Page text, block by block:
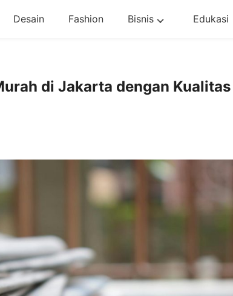
Desain Fashion Bisnis Edukasi
di Jakarta dengan Kualitas